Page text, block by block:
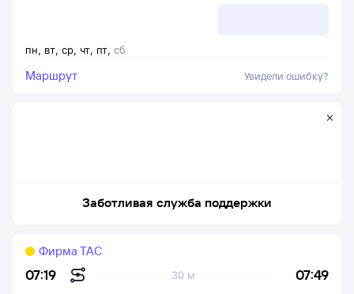
пн, вт, ср, чт, пт, сб
Маршрут Увидели ошибку?
Заботливая служба поддержки
07:19 07:49
30 м
Фирма ТАС